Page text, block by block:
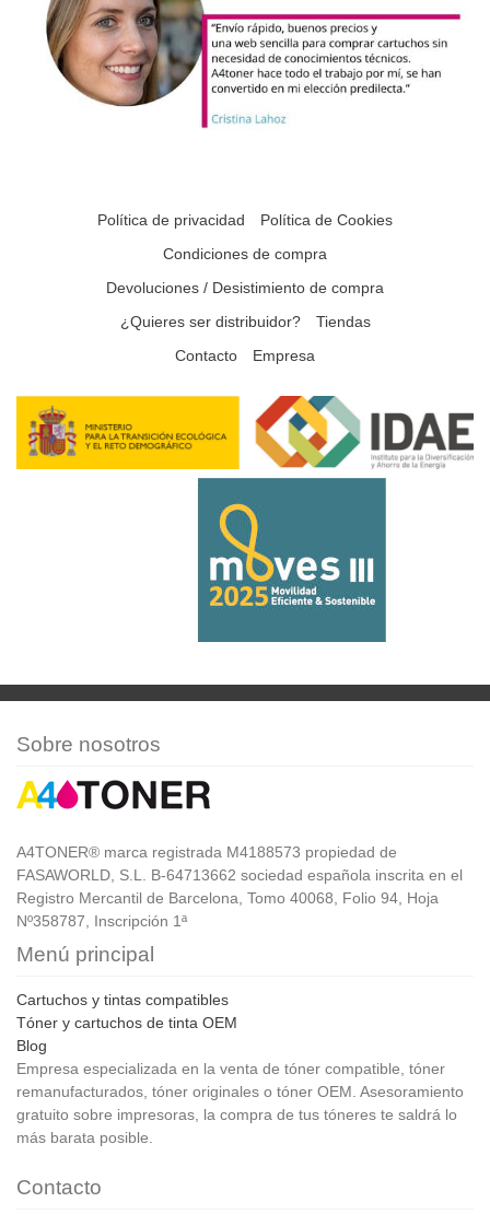
Política de privacidad
Política de Cookies
Condiciones de compra
Devoluciones / Desistimiento de compra
¿Quieres ser distribuidor?
Tiendas
Contacto
Empresa
Sobre nosotros
A4TONER® marca registrada M4188573 propiedad de
FASAWORLD, S.L. B-64713662 sociedad española inscrita en el
Registro Mercantil de Barcelona, Tomo 40068, Folio 94, Hoja
Nº358787, Inscripción 1ª
Menú principal
Cartuchos y tintas compatibles
Tóner y cartuchos de tinta OEM
Blog
Empresa especializada en la venta de tóner compatible, tóner
remanufacturados, tóner originales o tóner OEM. Asesoramiento
gratuito sobre impresoras, la compra de tus tóneres te saldrá lo
más barata posible.
Contacto